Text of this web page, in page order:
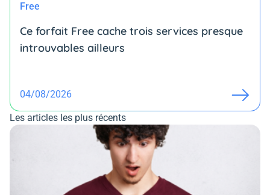
Free
Ce forfait Free cache trois services presque
introuvables ailleurs
04/08/2026
Les articles les plus récents